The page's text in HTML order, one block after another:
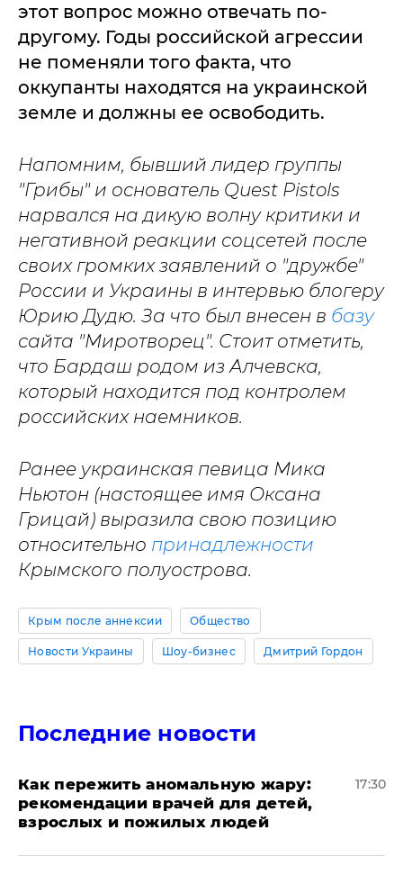
этот вопрос можно отвечать по-
другому. Годы российской агрессии
не поменяли того факта, что
оккупанты находятся на украинской
земле и должны ее освободить.
Напомним, бывший лидер группы
"Грибы" и основатель Quest Pistols
нарвался на дикую волну критики и
негативной реакции соцсетей после
своих громких заявлений о "дружбе"
России и Украины в интервью блогеру
Юрию Дудю. За что был внесен в базу
сайта "Миротворец". Стоит отметить,
что Бардаш родом из Алчевска,
который находится под контролем
российских наемников.
Ранее украинская певица Мика
Ньютон (настоящее имя Оксана
Грицай) выразила свою позицию
относительно принадлежности
Крымского полуострова.
Крым после аннексии Общество
Новости Украины Шоу-бизнес Дмитрий Гордон
Последние новости
Как пережить аномальную жару:
рекомендации врачей для детей,
взрослых и пожилых людей
17:30